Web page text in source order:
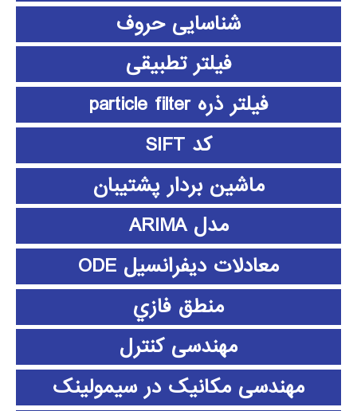
شناسایی حروف
فیلتر تطبیقی
فیلتر ذره particle filter
کد SIFT
ماشین بردار پشتیبان
مدل ARIMA
معادلات دیفرانسیل ODE
منطق فازي
مهندسی کنترل
مهندسی مکانیک در سیمولینک